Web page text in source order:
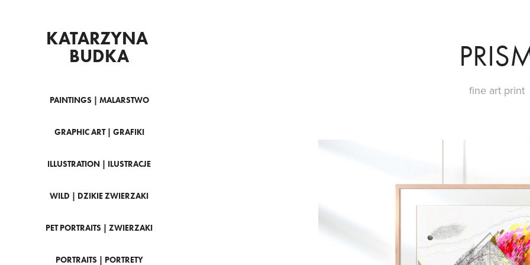
KATARZYNA
BUDKA
PAINTINGS | MALARSTWO
GRAPHIC ART | GRAFIKI
ILLUSTRATION | ILUSTRACJE
WILD | DZIKIE ZWIERZAKI
PET PORTRAITS | ZWIERZAKI
PORTRAITS | PORTRETY
fine art print